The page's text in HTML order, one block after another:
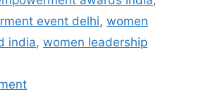
event delhi, women
india, women leadership